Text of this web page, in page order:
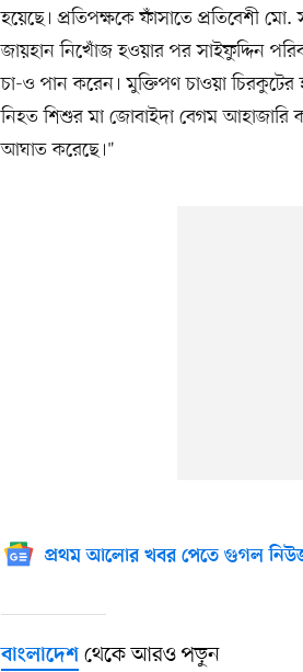
হয়েছে। প্রতিপক্ষকে ফাঁসাতে প্রতিবেশী মো.
জায়হান নিখোঁজ হওয়ার পর সাইফুদ্দিন
চা-ও পান করেন। মুক্তিপণ চাওয়া
নিহত শিশুর মা জোবাইদা বেগম
আঘাত করেছে।"
প্রথম আলোর খবর পেতে গুগল
বাংলাদেশ থেকে আরও পড়ুন